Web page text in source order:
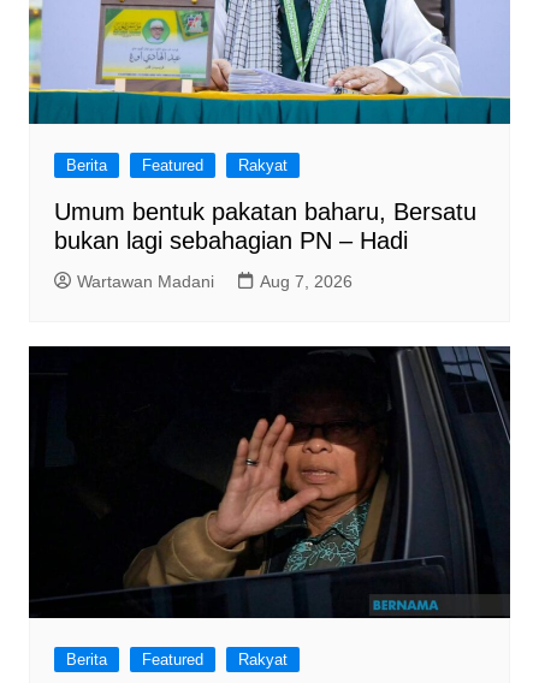
Berita Featured Rakyat
Umum bentuk pakatan baharu, Bersatu
bukan lagi sebahagian PN – Hadi
Wartawan Madani Aug 7, 2026
Berita Featured Rakyat